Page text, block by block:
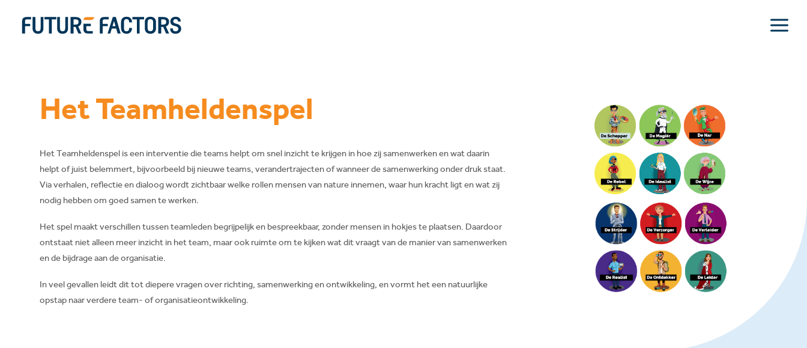
Het Teamheldenspel
Het Teamheldenspel is een interventie die teams helpt om snel inzicht te krijgen in hoe zij samenwerken en wat daarin
helpt of juist belemmert, bijvoorbeeld bij nieuwe teams, verandertrajecten of wanneer de samenwerking onder druk staat.
Via verhalen, reflectie en dialoog wordt zichtbaar welke rollen mensen van nature innemen, waar hun kracht ligt en wat zij
nodig hebben om goed samen te werken.
Het spel maakt verschillen tussen teamleden begrijpelijk en bespreekbaar, zonder mensen in hokjes te plaatsen. Daardoor
ontstaat niet alleen meer inzicht in het team, maar ook ruimte om te kijken wat dit vraagt van de manier van samenwerken
en de bijdrage aan de organisatie.
In veel gevallen leidt dit tot diepere vragen over richting, samenwerking en ontwikkeling, en vormt het een natuurlijke
opstap naar verdere team- of organisatieontwikkeling.